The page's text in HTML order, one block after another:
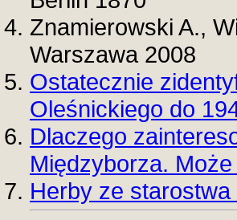
Znamierowski A.,
Warszawa 2008
Ostatecznie
Oleśnickiego do
Dlaczego
Międzyborza.
Herby ze